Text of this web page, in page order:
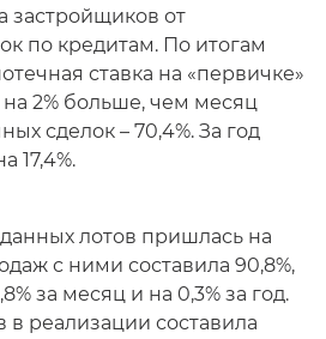
застройщиков от
по кредитам. По итогам
ставка на «первичке»
на 2% больше, чем месяц
сделок – 70,4%. За год
17,4%.
лотов пришлась на
с ними составила 90,8%,
за месяц и на 0,3% за год.
в реализации составила